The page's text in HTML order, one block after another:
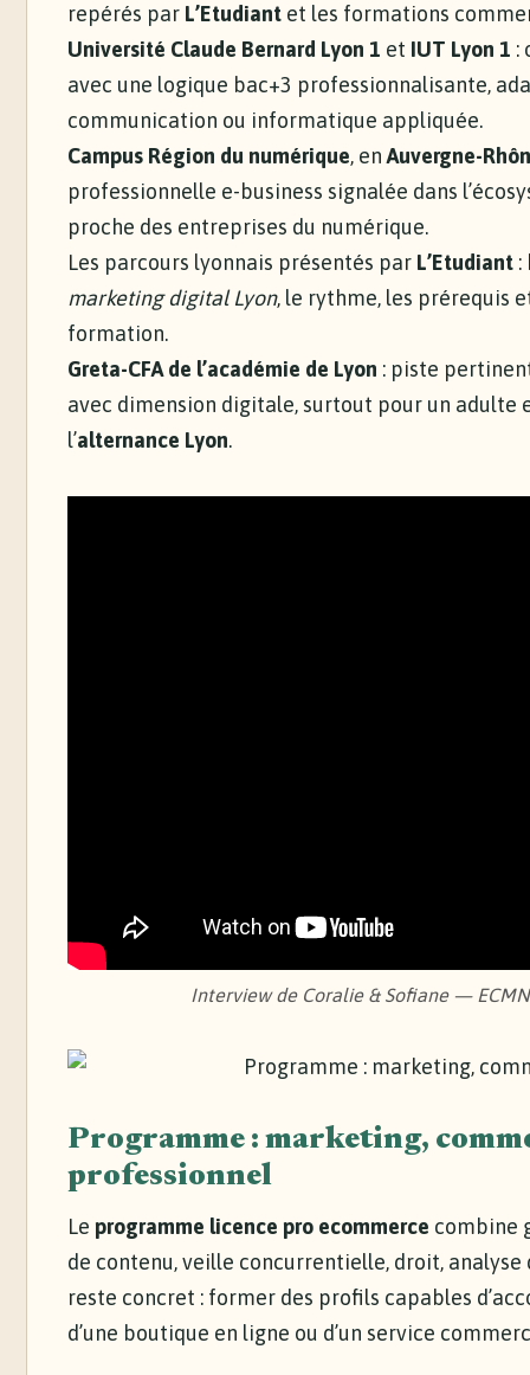
repérés par L’Etudiant et les formations
Université Claude Bernard Lyon 1 et IUT Lyon 1 :
avec une logique bac+3 professionnalisante,
communication ou informatique appliquée.
Campus Région du numérique, enAuvergne-
professionnelle e-business signalée dans
proche des entreprises du numérique.
Les parcours lyonnais présentés par L’Etudiant :
marketing digital Lyon, le rythme, les prérequis
formation.
Greta-CFA de l’académie de Lyon : piste
avec dimension digitale, surtout pour un adulte
l’alternance Lyon.
Interview de Coralie & Sofiane —
Programme : marketing,
professionnel
Le programme licence pro ecommerce combine
de contenu, veille concurrentielle, droit,
reste concret : former des profils capables
d’une boutique en ligne ou d’un service